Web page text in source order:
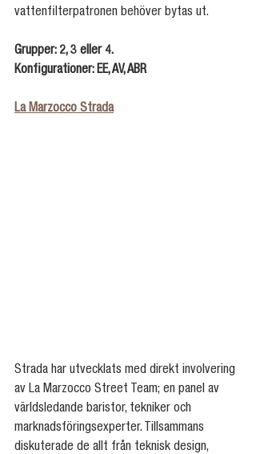
vattenfilterpatronen behöver bytas ut.
Grupper: 2, 3 eller 4.
Konfigurationer: EE, AV, ABR
La Marzocco Strada
Strada har utvecklats med direkt involvering
av La Marzocco Street Team; en panel av
världsledande baristor, tekniker och
marknadsföringsexperter. Tillsammans
diskuterade de allt från teknisk design,